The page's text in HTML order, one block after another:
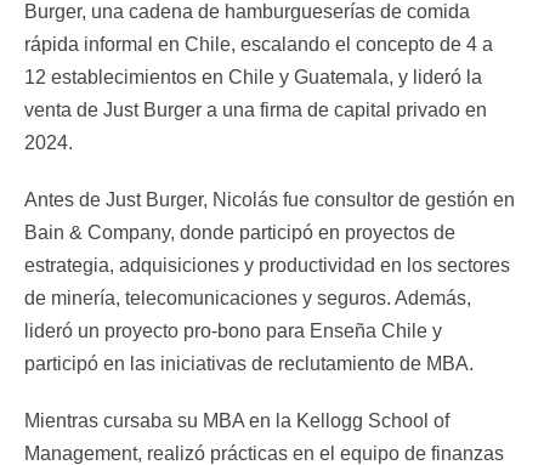
Burger, una cadena de hamburgueserías de comida
rápida informal en Chile, escalando el concepto de 4 a
12 establecimientos en Chile y Guatemala, y lideró la
venta de Just Burger a una firma de capital privado en
2024.
Antes de Just Burger, Nicolás fue consultor de gestión en
Bain & Company, donde participó en proyectos de
estrategia, adquisiciones y productividad en los sectores
de minería, telecomunicaciones y seguros. Además,
lideró un proyecto pro-bono para Enseña Chile y
participó en las iniciativas de reclutamiento de MBA.
Mientras cursaba su MBA en la Kellogg School of
Management, realizó prácticas en el equipo de finanzas